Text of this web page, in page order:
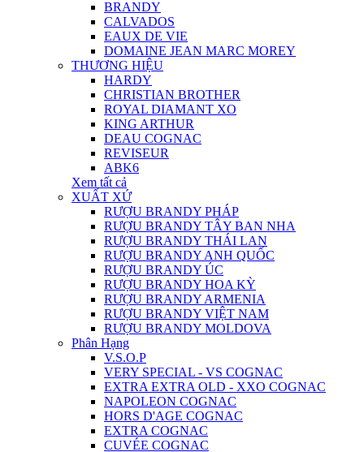
BRANDY
CALVADOS
EAUX DE VIE
DOMAINE JEAN MARC MOREY
THƯƠNG HIỆU
HARDY
CHRISTIAN BROTHER
ROYAL DIAMANT XO
KING ARTHUR
DEAU COGNAC
REVISEUR
ABK6
Xem tất cả
XUẤT XỨ
RƯỢU BRANDY PHÁP
RƯỢU BRANDY TÂY BAN NHA
RƯỢU BRANDY THÁI LAN
RƯỢU BRANDY ANH QUỐC
RƯỢU BRANDY ÚC
RƯỢU BRANDY HOA KỲ
RƯỢU BRANDY ARMENIA
RƯỢU BRANDY VIỆT NAM
RƯỢU BRANDY MOLDOVA
Phân Hạng
V.S.O.P
VERY SPECIAL - VS COGNAC
EXTRA EXTRA OLD - XXO COGNAC
NAPOLEON COGNAC
HORS D'AGE COGNAC
EXTRA COGNAC
CUVÉE COGNAC